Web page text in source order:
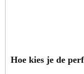
Hoe kies je de